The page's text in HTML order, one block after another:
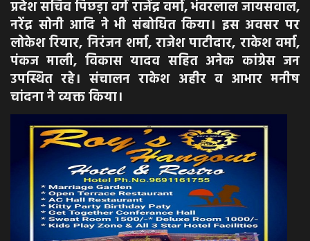
प्रदेश सचिव पिछड़ा वर्ग राजेंद्र वर्मा, भंवरलाल जायसवाल,
नरेंद्र सोनी आदि ने भी संबोधित किया। इस अवसर पर
लोकेश रियार, निरंजन शर्मा, राजेश पाटीदार, राकेश वर्मा,
पंकज माली, विकास यादव सहित अनेक कांग्रेस जन
उपस्थित रहे। संचालन राकेश अहीर व आभार मनीष
चांदना ने व्यक्त किया।